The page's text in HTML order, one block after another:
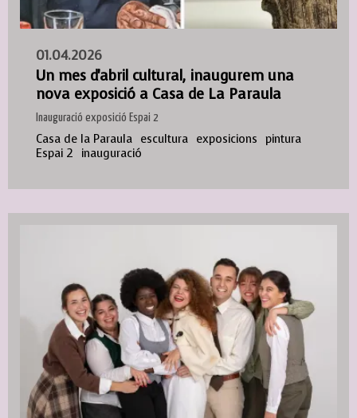
01.04.2026
Un mes d'abril cultural, inaugurem una
nova exposició a Casa de La Paraula
Inauguració exposició Espai 2
Casa de la Paraula escultura exposicions pintura
Espai 2
inauguració